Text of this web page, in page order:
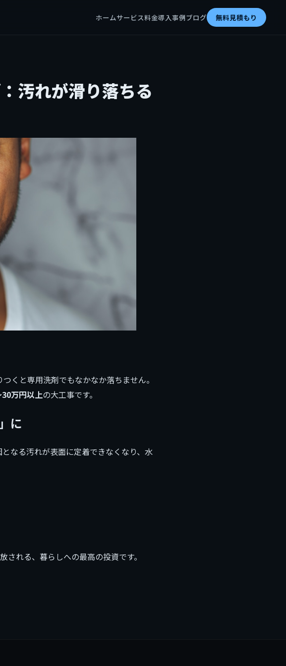
ホームサービス料金導入事例ブログ 無料見積もり
汚れが滑り落ちる
くと専用洗剤でもなかなか落ちません。
万円以上の大工事です。
に
なる汚れが表面に定着できなくなり、水
れる、暮らしへの最高の投資です。